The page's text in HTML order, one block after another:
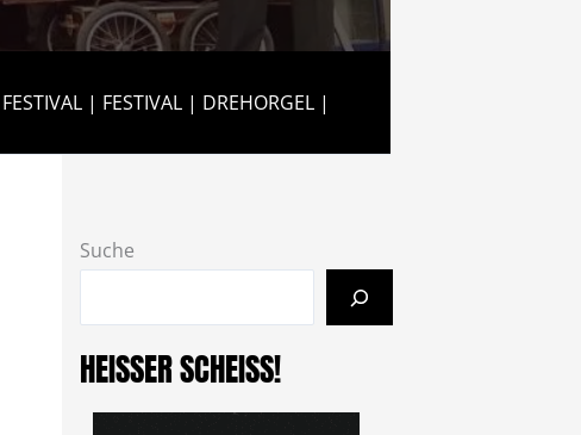
| FESTIVAL | DREHORGEL |
Suche
HEISSER SCHEISS!